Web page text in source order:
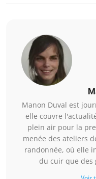
Manon Duval est
elle couvre
plein air pour la
menée des ateliers
randonnée, où elle
du cuir que des